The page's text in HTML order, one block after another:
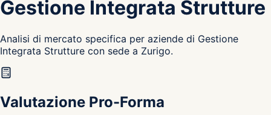
Gestione Integrata Strutture
Analisi di mercato specifica per aziende di Gestione
Integrata Strutture con sede a Zurigo.
Valutazione Pro-Forma